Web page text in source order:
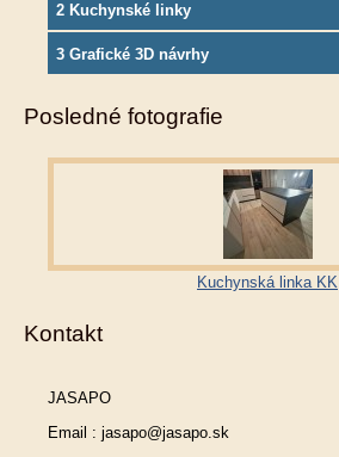
2 Kuchynské linky
3 Grafické 3D návrhy
Posledné fotografie
Kuchynská linka KK
Kontakt
JASAPO
Email : jasapo@jasapo.sk